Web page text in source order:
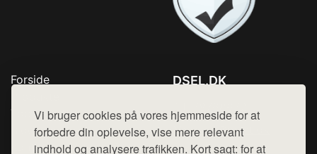
Vi bruger cookies på vores hjemmeside for at
forbedre din oplevelse, vise mere relevant
indhold og analysere trafikken. Kort sagt: for at
Forside
Top Rabatter
Blog
Kontakt
DSEL.DK
Mail: hej@want.dk